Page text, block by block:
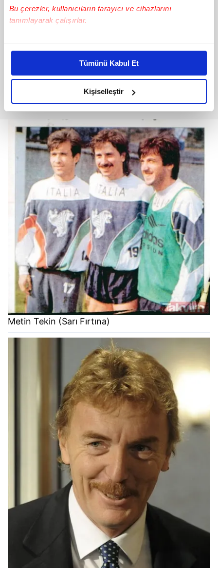
Bu çerezler, kullanıcıların tarayıcı ve cihazlarını
tanımlayarak çalışırlar.
Bu çerezlere izin vermeniz halinde sizlere özel
daha iyi reklam deneyimi yaşatabiliriz. Bunu yaparken
amacımızın size daha iyi bir reklam deneyimi sunmak
olduğunu ve sizlere en iyi içerikleri sunabilmek adına
elimizden gelen çabayı gösterdiğimizi ve bu noktada,
reklamların maliyetlerimizi karşılamak noktasında tek gelir
kalemimiz olduğunu sizlere hatırlatmak isteriz.
Her halükârda, kullanıcılar, bu çerezlere izin vermedikleri
takdirde, kullanıcılara hedefli reklamlar
gösterilmeyecektir."
Sizlere daha iyi bir hizmet sunabilmek için İnternet
Sitemizde kendimize ve üçüncü kişilere ait çerezler
kullanılmaktadır. Bu çerezler vasıtasıyla çeşitli kişisel
verileriniz işlenmekte olup gerekli olan çerezler bilgi
toplumu hizmetlerinin sunulması amacıyla
kullanılmaktadır. Diğer çerezler, sitemizin daha işlevsel
kılınması ve kişiselleştirilmesi ve sizlere yönelik
reklam/pazarlama faaliyetlerinin yapılması, amaçlarıyla
sınırlı olarak açık rızanız dahilinde kullanılacaktır.
Çerezlere ilişkin tercihlerinizi aşağıda yer alan panel
vasıtasıyla belirleyebilirsiniz. Çerezlere ilişkin detaylı bilgi
için Ayarlar butonuna tıklayabilir,Çerez Bilgilendirme
ziyaret edebilirsiniz.
6698 sayılı Kişisel Verilerin Korunması Kanunu uyarınca
hazırlanmış Aydınlatma Metnimizi okumak ve sitemizde
ilgili mevzuata uygun olarak kullanılan çerezlerle ilgili bilgi
almak için lütfentıklayınız.
Tümünü Kabul Et
Kişiselleştir
Metin Tekin (Sarı Fırtına)